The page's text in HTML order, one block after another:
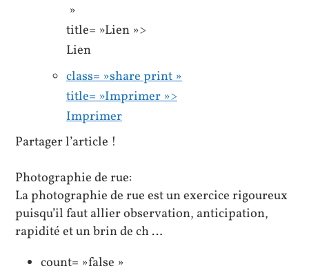
»
title= »Lien »>
Lien
class= »share print »
title= »Imprimer »>
Imprimer
Partager l’article !
Photographie de rue:
La photographie de rue est un exercice rigoureux
puisqu’il faut allier observation, anticipation,
rapidité et un brin de ch …
count= »false »